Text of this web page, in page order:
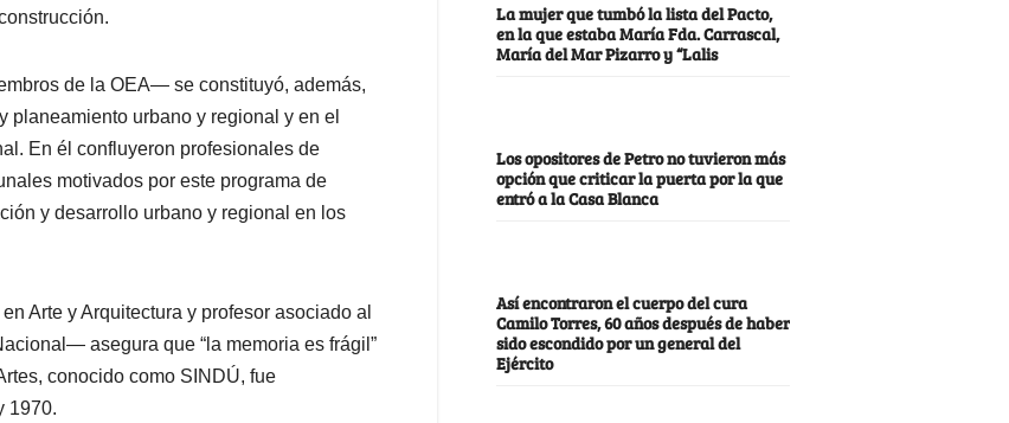
de la OEA— se constituyó, además,
planeamiento urbano y regional y en el
En él confluyeron profesionales de
motivados por este programa de
y desarrollo urbano y regional en los
Arte y Arquitectura y profesor asociado al
asegura que “la memoria es frágil”
conocido como SINDÚ, fue
1970.
La mujer que tumbó la lista del Pacto,
en la que estaba María Fda. Carrascal,
María del Mar Pizarro y “Lalis
Los opositores de Petro no tuvieron más
opción que criticar la puerta por la que
entró a la Casa Blanca
Así encontraron el cuerpo del cura
Camilo Torres, 60 años después de haber
sido escondido por un general del
Ejército